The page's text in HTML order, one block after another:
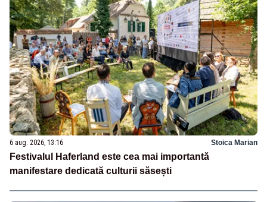
6 aug. 2026, 13:16 Stoica Marian
Festivalul Haferland este cea mai importantă
manifestare dedicată culturii săsești